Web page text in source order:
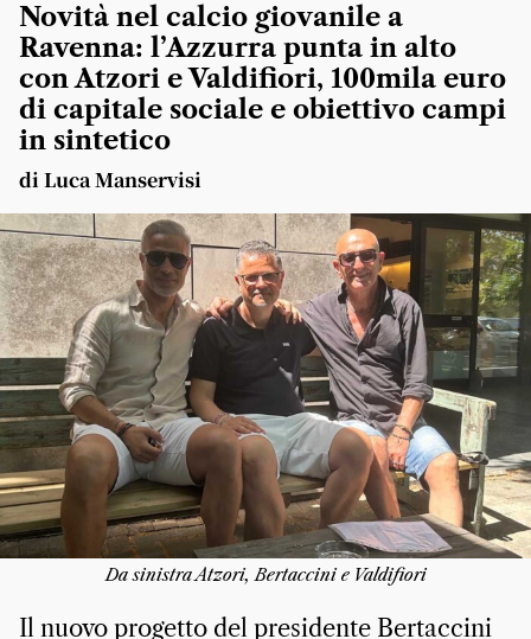
Novità nel calcio giovanile a
Ravenna: l’Azzurra punta in alto
con Atzori e Valdifiori, 100mila euro
di capitale sociale e obiettivo campi
in sintetico
di Luca Manservisi
Da sinistra Atzori, Bertaccini e Valdifiori
Il nuovo progetto del presidente Bertaccini